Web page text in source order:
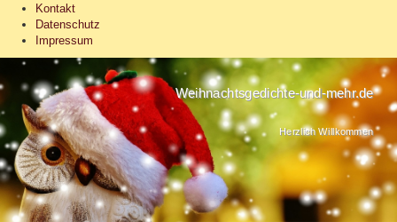
Kontakt
Datenschutz
Impressum
Weihnachtsgedichte-und-mehr.de
Herzlich Willkommen